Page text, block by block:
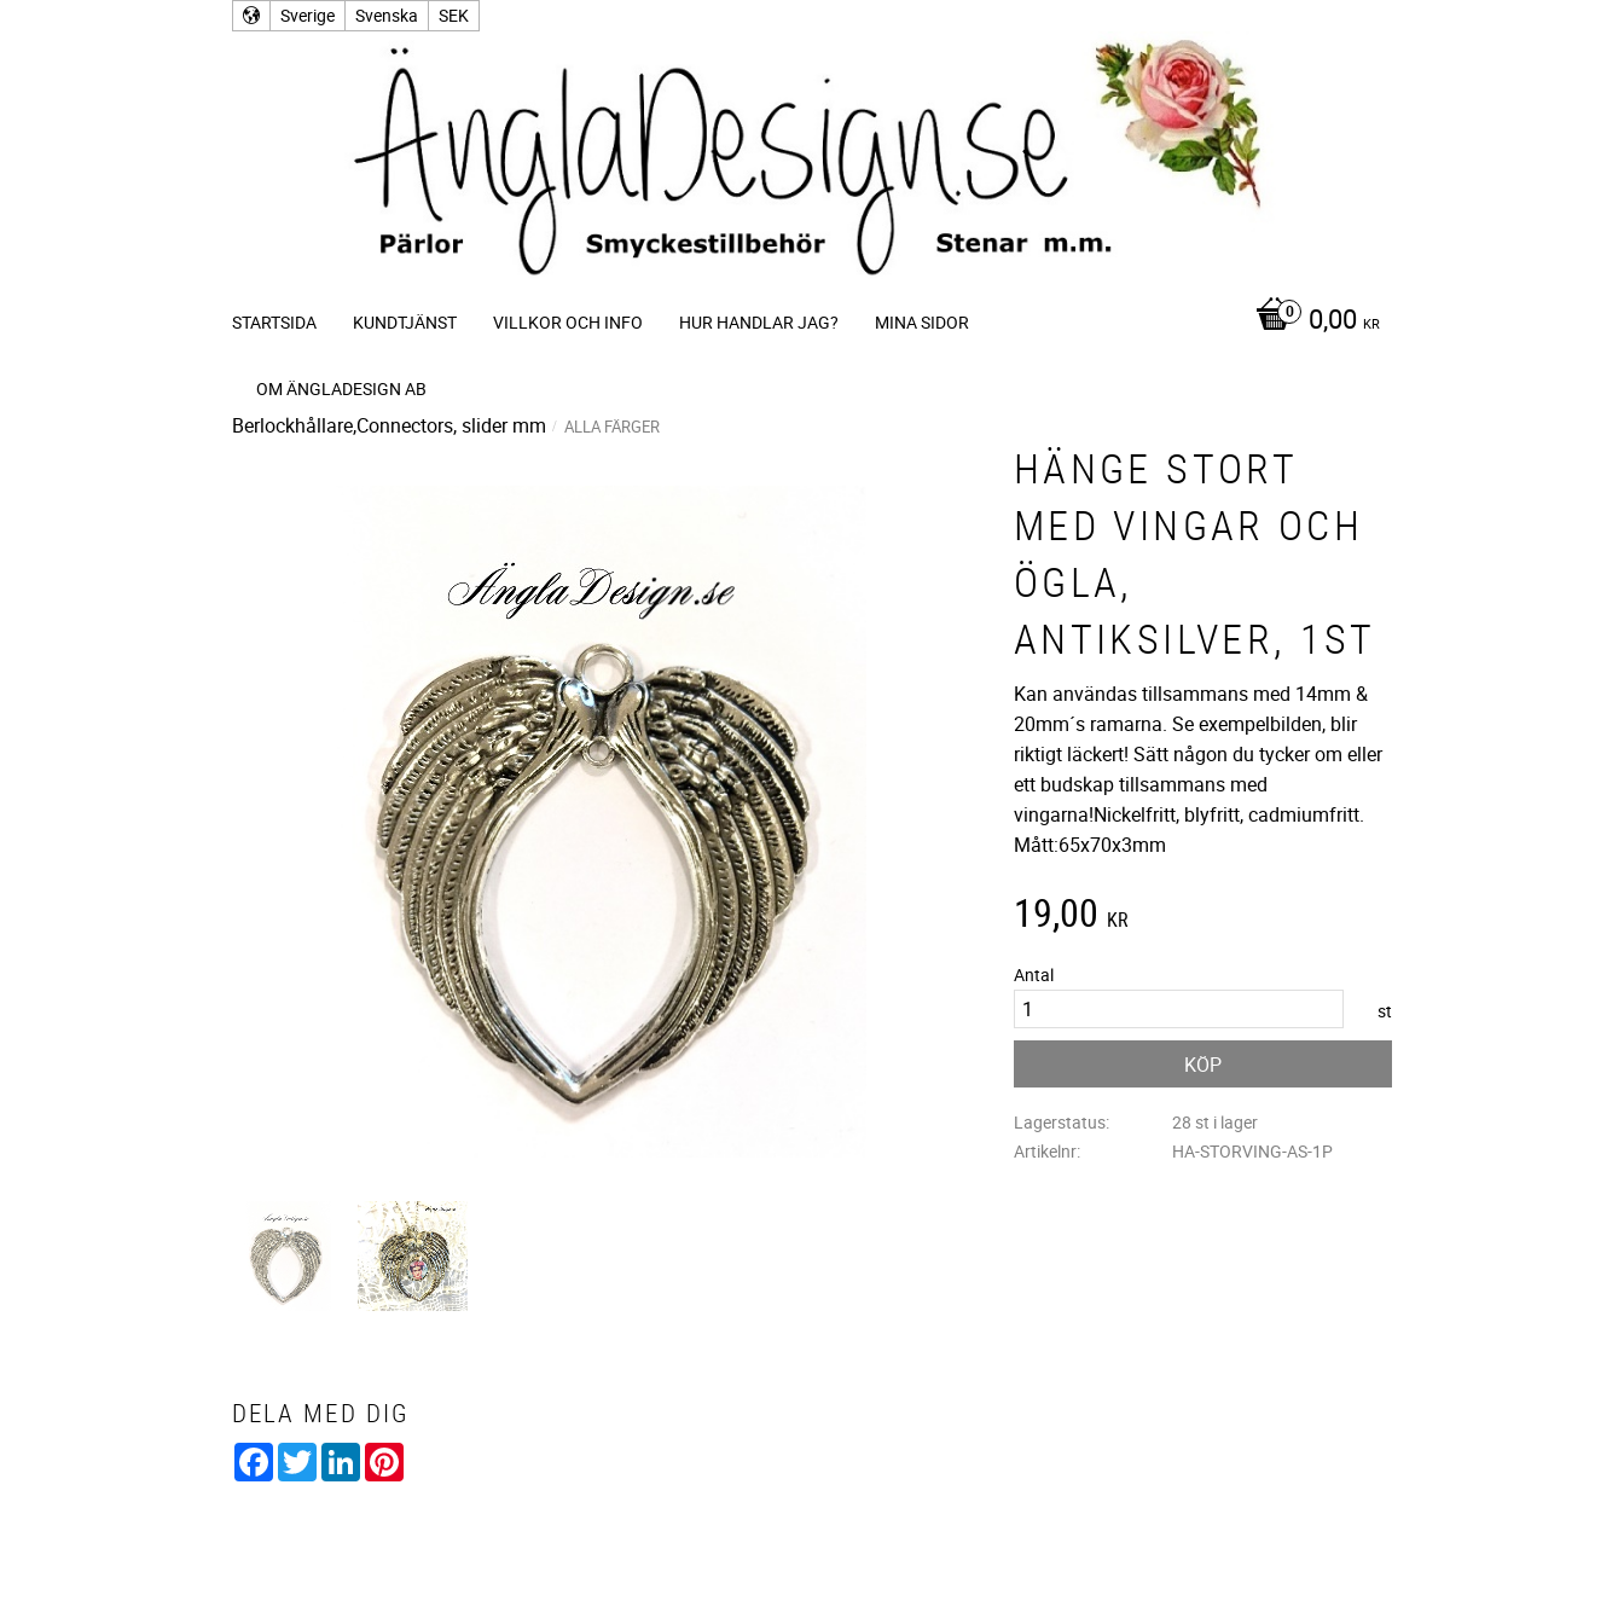
Sverige Svenska SEK
0,00 KR
STARTSIDA KUNDTJÄNST VILLKOR OCH INFO HUR HANDLAR JAG? MINA SIDOR
OM ÄNGLADESIGN AB
Berlockhållare,Connectors, slider mm ALLA FÄRGER
HÄNGE STORT
MED VINGAR OCH
ÖGLA,
ANTIKSILVER, 1ST
Kan användas tillsammans med 14mm &
20mm´s ramarna. Se exempelbilden, blir
riktigt läckert! Sätt någon du tycker om eller
ett budskap tillsammans med
vingarna!Nickelfritt, blyfritt, cadmiumfritt.
Mått:65x70x3mm
19,00 KR
Antal
st
KÖP
Lagerstatus
28 st i lager
Artikelnr
HA-STORVING-AS-1P
DELA MED DIG
Facebook
TwitterLinkedIn